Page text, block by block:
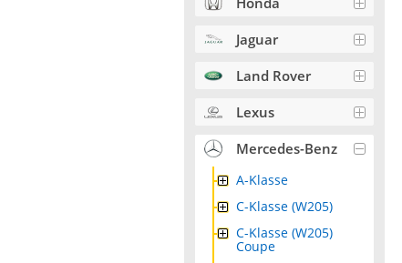
Jaguar
Land Rover
Lexus
Mercedes-Benz
A-Klasse
C-Klasse (W205)
C-Klasse (W205)
Coupe